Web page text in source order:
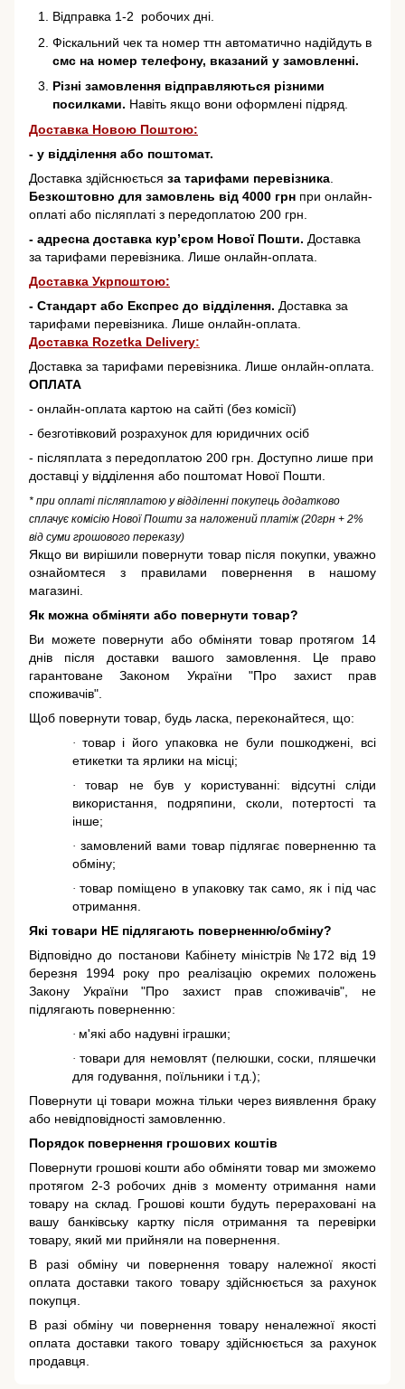
Відправка 1-2 робочих дні.
Фіскальний чек та номер ттн автоматично надійдуть в
смс на номер телефону, вказаний у замовленні.
Різні замовлення відправляються різними
посилками. Навіть якщо вони оформлені підряд.
Доставка Новою Поштою:
- у відділення або поштомат.
Доставка здійснюється за тарифами перевізника.
Безкоштовно для замовлень від 4000 грн при онлайн-
оплаті або післяплаті з передоплатою 200 грн.
- адресна доставка кур’єром Нової Пошти. Доставка
за тарифами перевізника. Лише онлайн-оплата.
Доставка Укрпоштою:
- Стандарт або Експрес до відділення. Доставка за
тарифами перевізника. Лише онлайн-оплата.
Доставка Rozetka Delivery:
Доставка за тарифами перевізника. Лише онлайн-оплата.
ОПЛАТА
- онлайн-оплата картою на сайті (без комісії)
- безготівковий розрахунок для юридичних осіб
- післяплата з передоплатою 200 грн. Доступно лише при
доставці у відділення або поштомат Нової Пошти.
* при оплаті післяплатою у відділенні покупець додатково
сплачує комісію Нової Пошти за наложений платіж (20грн + 2%
від суми грошового переказу)
Якщо ви вирішили повернути товар після покупки, уважно
ознайомтеся з правилами повернення в нашому
магазині.
Як можна обміняти або повернути товар?
Ви можете повернути або обміняти товар протягом 14
днів після доставки вашого замовлення. Це право
гарантованеЗаконом України "Про захист прав
споживачів".
Щоб повернути товар, будь ласка, переконайтеся, що:
· товар і його упаковка не були пошкоджені, всі
етикетки та ярлики на місці;
·товар не був у користуванні: відсутні сліди
використання, подряпини, сколи, потертості та
інше;
· замовлений вами товар підлягає поверненню та
обміну;
·товар поміщено в упаковку так само, як і під час
отримання.
Які товари НЕ підлягають поверненню/обміну?
Відповідно до постанови Кабінету міністрів №172 від 19
березня 1994 року про реалізацію окремих положень
Закону України "Про захист прав споживачів", не
підлягають поверненню:
· м'які або надувні іграшки;
· товари для немовлят (пелюшки, соски, пляшечки
для годування, поїльники і т.д.);
Повернути ці товари можна тільки через виявлення браку
або невідповідності замовленню.
Порядок повернення грошових коштів
Повернути грошові кошти або обміняти товар ми зможемо
протягом 2-3 робочих днів з моменту отримання нами
товару на склад. Грошові кошти будуть перераховані на
вашу банківську картку після отримання та перевірки
товару, який ми прийняли на повернення.
В разі обміну чи повернення товару належної якості
оплата доставки такого товару здійснюється за рахунок
покупця.
В разі обміну чи повернення товару неналежної якості
оплата доставки такого товару здійснюється за рахунок
продавця.